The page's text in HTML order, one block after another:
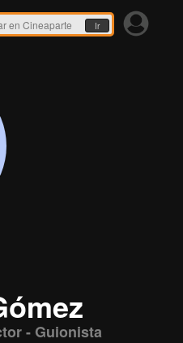
Ir
- Guionista